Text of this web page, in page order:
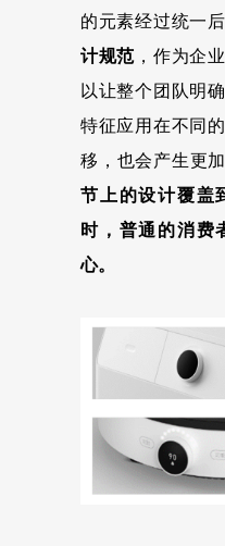
的元素经过统一
计规范 ，作为企
以让整个团队明
特征应用在不同
移，也会产生更
节上的设计覆盖
时，普通的消费
心。